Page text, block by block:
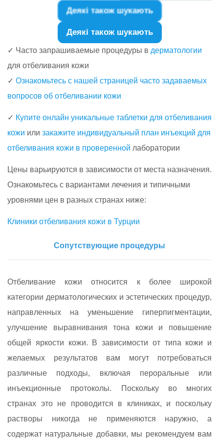
Деякі також шукають
Деякі також шукають
✓ Часто запрашиваемые процедуры в дерматологии
для отбеливания кожи
✓ Ознакомьтесь с нашей страницей часто задаваемых
вопросов об отбеливании кожи
✓ Купите онлайн уникальные таблетки для отбеливания
кожи или закажите индивидуальный план инъекций для
отбеливания кожи в проверенной лаборатории
Цены варьируются в зависимости от места назначения.
Ознакомьтесь с вариантами лечения и типичными
уровнями цен в разных странах ниже:
Клиники отбеливания кожи в Турции
Сопутствующие процедуры
Отбеливание кожи относится к более широкой
категории дерматологических и эстетических процедур,
направленных на уменьшение гиперпигментации,
улучшение выравнивания тона кожи и повышение
общей яркости кожи. В зависимости от типа кожи и
желаемых результатов вам могут потребоваться
различные подходы, включая пероральные или
инъекционные протоколы. Поскольку во многих
странах это не проводится в клиниках, и поскольку
растворы никогда не применяются наружно, а
содержат натуральные добавки, мы рекомендуем вам